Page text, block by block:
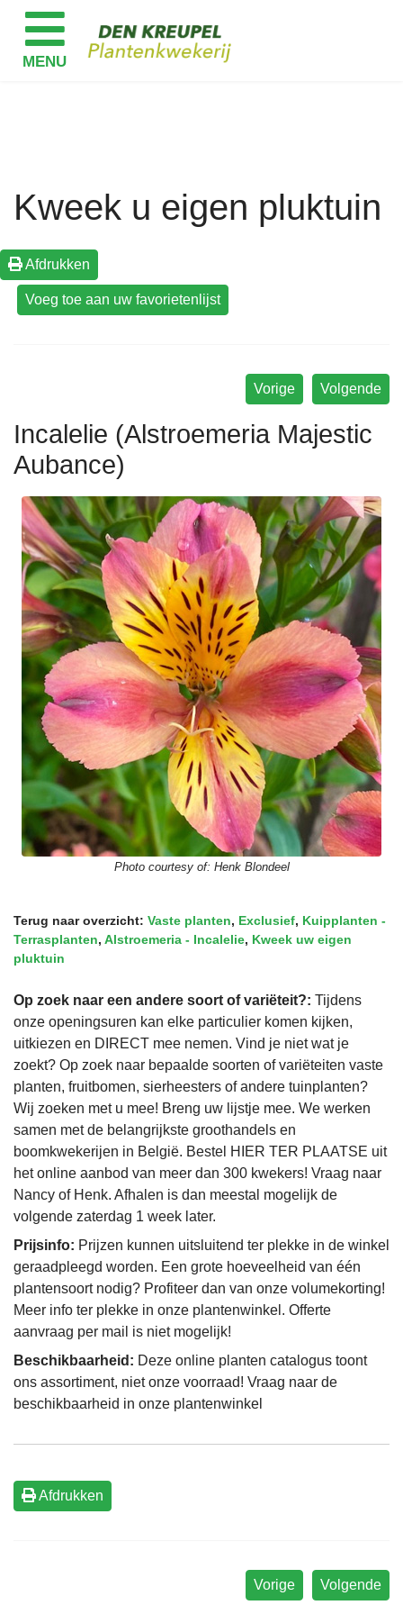
Kweek u eigen pluktuin
Afdrukken
Volgende
Vorige
Incalelie (Alstroemeria Majestic
Aubance)
Photo courtesy of: Henk Blondeel
Terug naar overzicht: Vaste planten, Exclusief, Kuipplanten -
Terrasplanten, Alstroemeria - Incalelie, Kweek uw eigen
pluktuin
Op zoek naar een andere soort of variëteit?: Tijdens
onze openingsuren kan elke particulier komen kijken,
uitkiezen en DIRECT mee nemen. Vind je niet wat je
zoekt? Op zoek naar bepaalde soorten of variëteiten vaste
planten, fruitbomen, sierheesters of andere tuinplanten?
Wij zoeken met u mee! Breng uw lijstje mee. We werken
samen met de belangrijkste groothandels en
boomkwekerijen in België. Bestel HIER TER PLAATSE uit
het online aanbod van meer dan 300 kwekers! Vraag naar
Nancy of Henk. Afhalen is dan meestal mogelijk de
volgende zaterdag 1 week later.
Prijsinfo: Prijzen kunnen uitsluitend ter plekke in de winkel
geraadpleegd worden. Een grote hoeveelheid van één
plantensoort nodig? Profiteer dan van onze volumekorting!
Meer info ter plekke in onze plantenwinkel. Offerte
aanvraag per mail is niet mogelijk!
Beschikbaarheid: Deze online planten catalogus toont
ons assortiment, niet onze voorraad! Vraag naar de
beschikbaarheid in onze plantenwinkel
Afdrukken
Volgende
Vorige